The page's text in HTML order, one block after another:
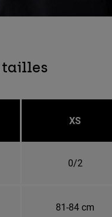
tailles
XS
0/2
81-84 cm